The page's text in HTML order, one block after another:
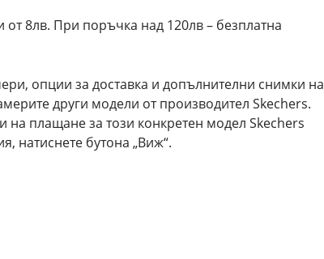
8лв. При поръчка над 120лв – безплатна
опции за доставка и допълнителни снимки на
други модели от производител Skechers.
на плащане за този конкретен модел Skechers
натиснете бутона „Виж“.